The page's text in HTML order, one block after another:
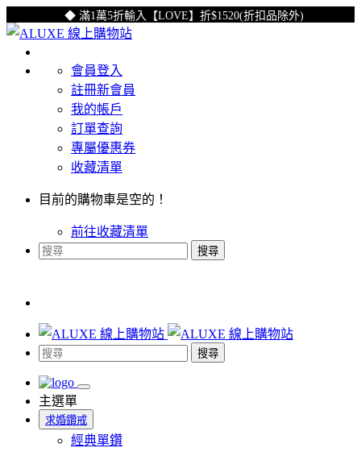
◆ 滿1萬5折輸入【LOVE】折$1520(折扣品除外)
會員登入
註冊新會員
我的帳戶
訂單查詢
專屬優惠券
收藏清單
目前的購物車是空的！
前往收藏清單
搜尋
搜尋
主選單
求婚鑽戒
經典單鑽